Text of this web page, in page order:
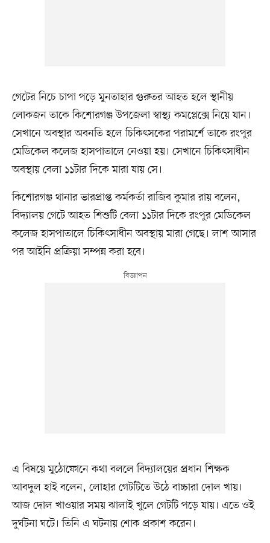
গেটের নিচে চাপা পড়ে মুনতাহার গুরুতর আহত হলে স্থানীয়
লোকজন তাকে কিশোরগঞ্জ উপজেলা স্বাস্থ্য কমপ্লেক্সে নিয়ে যান।
সেখানে অবস্থার অবনতি হলে চিকিৎসকের পরামর্শে তাকে রংপুর
মেডিকেল কলেজ হাসপাতালে নেওয়া হয়। সেখানে চিকিৎসাধীন
অবস্থায় বেলা ১১টার দিকে মারা যায় সে।
কিশোরগঞ্জ থানার ভারপ্রাপ্ত কর্মকর্তা রাজিব কুমার রায় বলেন,
বিদ্যালয় গেটে আহত শিশুটি বেলা ১১টার দিকে রংপুর মেডিকেল
কলেজ হাসপাতালে চিকিৎসাধীন অবস্থায় মারা গেছে। লাশ আসার
পর আইনি প্রক্রিয়া সম্পন্ন করা হবে।
এ বিষয়ে মুঠোফোনে কথা বললে বিদ্যালয়ের প্রধান শিক্ষক
আবদুল হাই বলেন, লোহার গেটটিতে উঠে বাচ্চারা দোল খায়।
আজ দোল খাওয়ার সময় ঝালাই খুলে গেটটি পড়ে যায়। এতে ওই
দুর্ঘটনা ঘটে। তিনি এ ঘটনায় শোক প্রকাশ করেন।